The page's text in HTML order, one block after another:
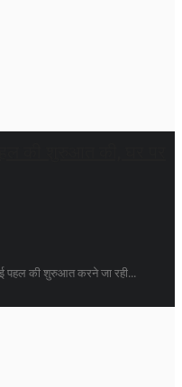
पहल की शुरुआत करने जा रही...